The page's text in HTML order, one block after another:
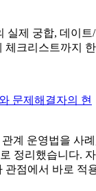
실제 궁합, 데이트/
체크리스트까지 한
문제해결자의 현
계 운영법을 사
정리했습니다. 자
관점에서 바로 적